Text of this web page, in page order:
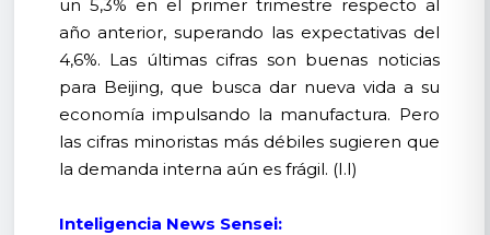
un 5,3% en el primer trimestre respecto al
año anterior, superando las expectativas del
4,6%. Las últimas cifras son buenas noticias
para Beijing, que busca dar nueva vida a su
economía impulsando la manufactura. Pero
las cifras minoristas más débiles sugieren que
la demanda interna aún es frágil. (I.I)
Inteligencia News Sensei: